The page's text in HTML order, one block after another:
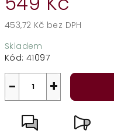
453,72 Kč bez DPH
cena:
Skladem
Kód: 41097
+
−